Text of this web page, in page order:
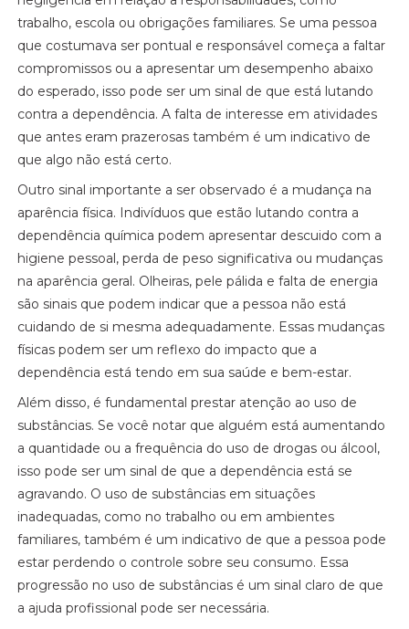
trabalho, escola ou obrigações familiares. Se uma pessoa
que costumava ser pontual e responsável começa a faltar
compromissos ou a apresentar um desempenho abaixo
do esperado, isso pode ser um sinal de que está lutando
contra a dependência. A falta de interesse em atividades
que antes eram prazerosas também é um indicativo de
que algo não está certo.
Outro sinal importante a ser observado é a mudança na
aparência física. Indivíduos que estão lutando contra a
dependência química podem apresentar descuido com a
higiene pessoal, perda de peso significativa ou mudanças
na aparência geral. Olheiras, pele pálida e falta de energia
são sinais que podem indicar que a pessoa não está
cuidando de si mesma adequadamente. Essas mudanças
físicas podem ser um reflexo do impacto que a
dependência está tendo em sua saúde e bem-estar.
Além disso, é fundamental prestar atenção ao uso de
substâncias. Se você notar que alguém está aumentando
a quantidade ou a frequência do uso de drogas ou álcool,
isso pode ser um sinal de que a dependência está se
agravando. O uso de substâncias em situações
inadequadas, como no trabalho ou em ambientes
familiares, também é um indicativo de que a pessoa pode
estar perdendo o controle sobre seu consumo. Essa
progressão no uso de substâncias é um sinal claro de que
a ajuda profissional pode ser necessária.